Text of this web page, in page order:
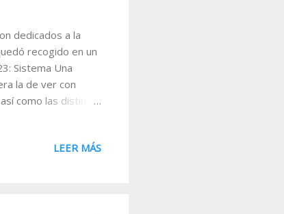
dedicados a la
recogido en un
Sistema Una
la de ver con
como las distintas
por sesión. Para
LEER MÁS